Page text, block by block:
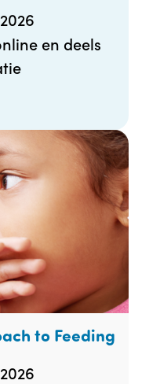
en deels
to Feeding